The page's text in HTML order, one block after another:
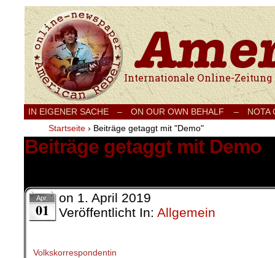
Internationale Onlinezeitung für Frieden,
IN EIGENER SACHE – ON OUR OWN BEHALF –
NOTA
Startseite › Beiträge getaggt mit "Demo"
Beiträge getaggt mit Demo
Apr.
01
on 1. April 2019
Veröffentlicht In: Allgemein
Volkskorrespondentin